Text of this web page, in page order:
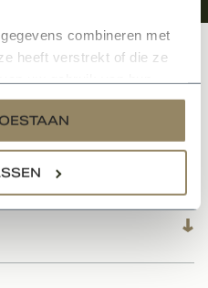
combineren met
heeft verstrekt of die ze